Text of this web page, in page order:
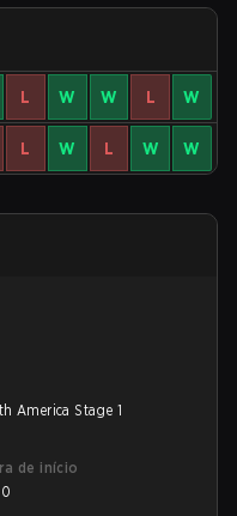
L W W L W
L W L W W
America Stage 1
de início